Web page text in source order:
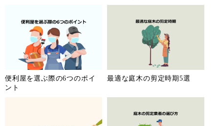
便利屋を選ぶ際の6つのポイ
ント
最適な庭木の剪定時期5選